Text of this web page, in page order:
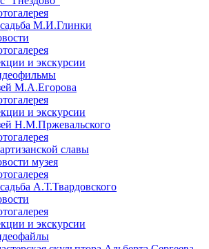
М.И.Глинки
и экскурсии
М.А.Егорова
и экскурсии
Н.М.Пржевальского
славы
музея
А.Т.Твардовского
и экскурсии